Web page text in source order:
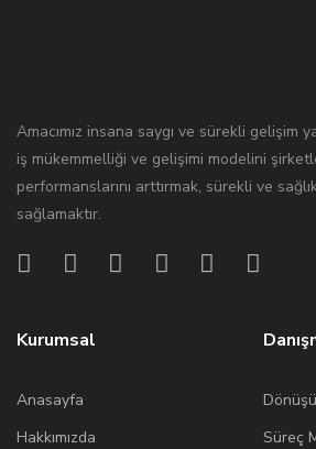
Amacımız insana saygı ve sürekli gelişim
iş mükemmelliği ve gelişimi modelini
performanslarını arttırmak, sürekli ve
sağlamaktır.
Kurumsal
Anasayfa
Hakkımızda
Süreç